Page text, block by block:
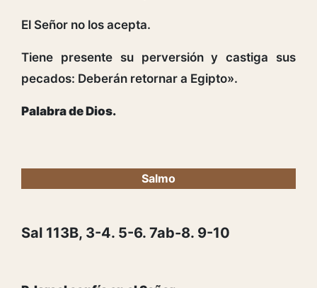
El Señor no los acepta.
Tiene presente su perversión y castiga sus
pecados: Deberán retornar a Egipto».
Palabra de Dios.
Salmo
Sal 113B, 3-4. 5-6. 7ab-8. 9-10